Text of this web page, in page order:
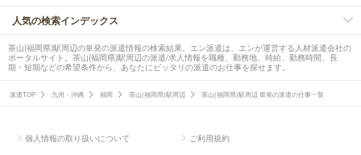
人気の検索インデックス
茶山(福岡県)駅周辺の単発の派遣情報の検索結果。エン派遣は、エンが運営する人材派遣会社の
ポータルサイト。茶山(福岡県)駅周辺の派遣/求人情報を職種、勤務地、時給、勤務時間、長
期・短期などの希望条件から、あなたにピッタリの派遣のお仕事を探せます。
派遣TOP 九州・沖縄 福岡 茶山(福岡県)駅周辺 茶山(福岡県)駅周辺 単発の派遣の仕事一覧
個人情報の取り扱いについて ご利用規約